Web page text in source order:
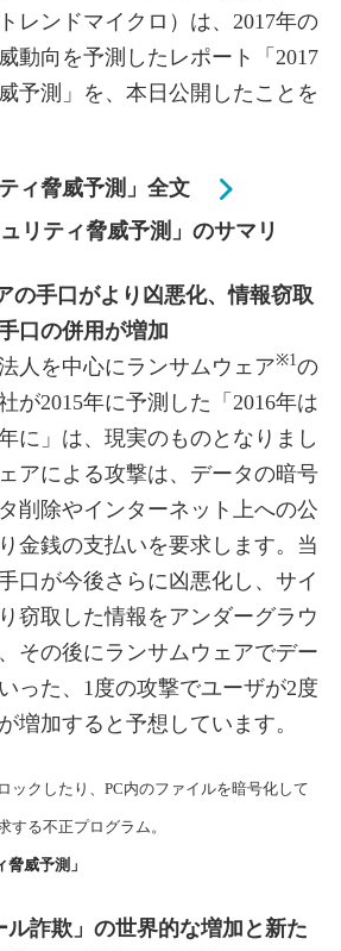
レンドマイクロ）は、2017年の
動向を予測したレポート「2017
予測」を、本日公開したことを
ィ脅威予測」全文
ュリティ脅威予測」のサマリ
の手口がより凶悪化、情報窃取
口の併用が増加
人を中心にランサムウェア※1 の
が2015年に予測した「2016年は
に」は、現実のものとなりまし
アによる攻撃は、データの暗号
削除やインターネット上への公
金銭の支払いを要求します。当
口が今後さらに凶悪化し、サイ
窃取した情報をアンダーグラウ
その後にランサムウェアでデー
った、1度の攻撃でユーザが2度
増加すると予想しています。
ックしたり、PC内のファイルを暗号化して
する不正プログラム。
脅威予測」
ル詐欺」の世界的な増加と新た